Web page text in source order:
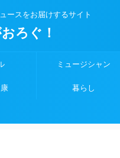
ースをお届けするサイト
ろぐ！
ミュージシャン
暮らし